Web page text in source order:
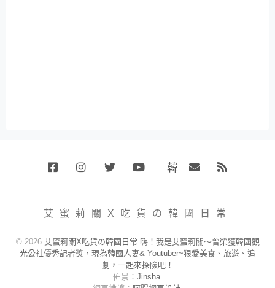
韓
小
賣
艾蜜莉關X吃貨の韓國日常
© 2026 艾蜜莉關X吃貨の韓國日常 嗨！我是艾蜜莉關～曾榮獲韓國觀
光公社優秀記者獎，現為韓國人妻& Youtuber~狠愛美食、旅遊、追
劇，一起來探險吧！
佈景： Jinsha.